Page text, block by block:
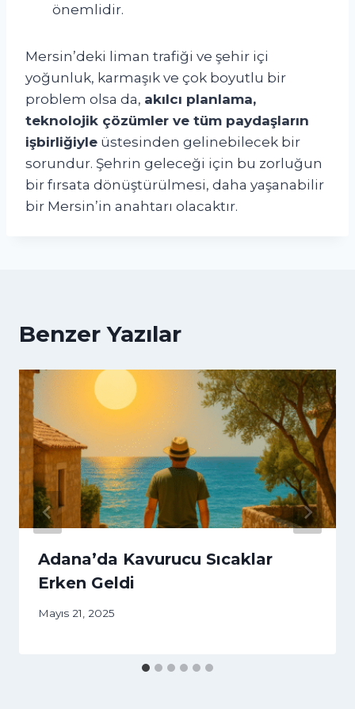
önemlidir.
Mersin’deki liman trafiği ve şehir içi
yoğunluk, karmaşık ve çok boyutlu bir
problem olsa da, akılcı planlama,
teknolojik çözümler ve tüm paydaşların
işbirliğiyle üstesinden gelinebilecek bir
sorundur. Şehrin geleceği için bu zorluğun
bir fırsata dönüştürülmesi, daha yaşanabilir
bir Mersin’in anahtarı olacaktır.
Benzer Yazılar
Adana’da Kavurucu Sıcaklar
Erken Geldi
Mayıs 21, 2025